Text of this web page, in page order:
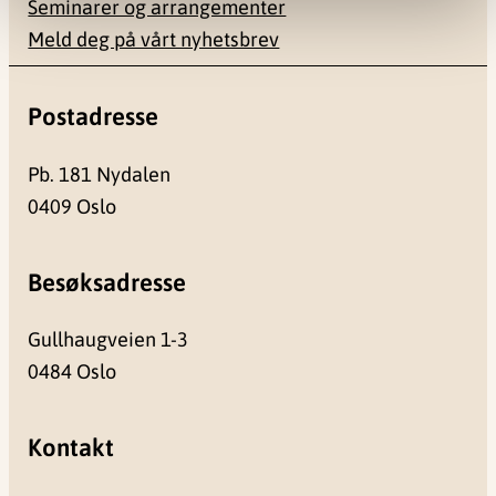
Seminarer og arrangementer
Meld deg på vårt nyhetsbrev
Postadresse
Pb. 181 Nydalen
0409 Oslo
Besøksadresse
Gullhaugveien 1-3
0484 Oslo
Kontakt